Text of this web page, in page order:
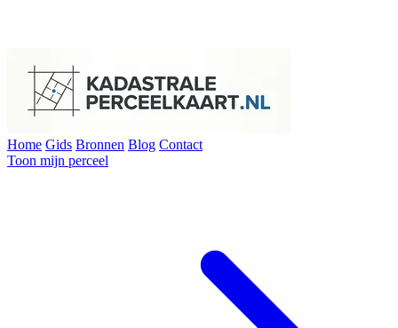
Home Gids Bronnen Blog Contact
Toon mijn perceel